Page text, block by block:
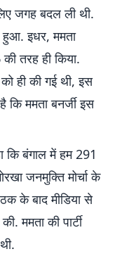
जगह बदल ली थी.
हुआ. इधर, ममता
तरह ही किया.
ही की गई थी, इस
कि ममता बनर्जी इस
कि बंगाल में हम 291
जनमुक्ति मोर्चा के
के बाद मीडिया से
ममता की पार्टी